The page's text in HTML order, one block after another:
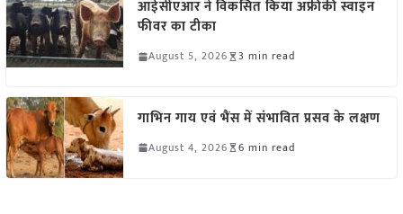
आईसीएआर ने विकसित किया अफ्रीकी स्वाइन
फीवर का टीका
August 5, 2026 3 min read
गाभिन गाय एवं भैंस में संभावित प्रसव के लक्षण
August 4, 2026 6 min read